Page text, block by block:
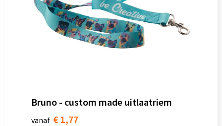
Bruno - custom made uitlaatriem
vanaf € 1,77